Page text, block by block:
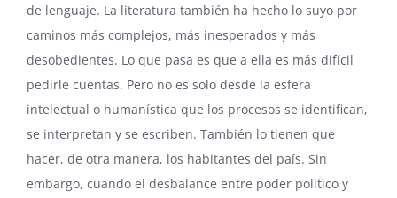
de lenguaje. La literatura también ha hecho lo suyo por
caminos más complejos, más inesperados y más
desobedientes. Lo que pasa es que a ella es más difícil
pedirle cuentas. Pero no es solo desde la esfera
intelectual o humanística que los procesos se identifican,
se interpretan y se escriben. También lo tienen que
hacer, de otra manera, los habitantes del país. Sin
embargo, cuando el desbalance entre poder político y